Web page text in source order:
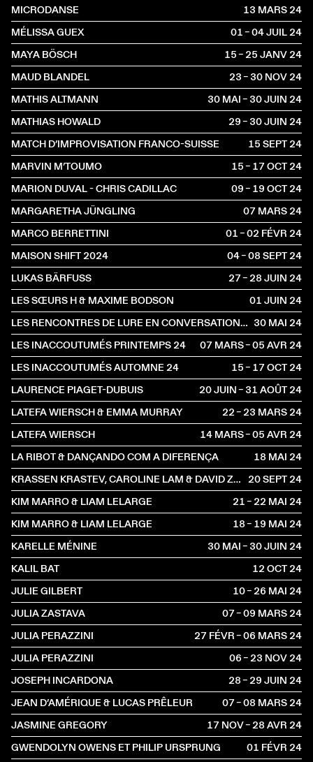
MICRODANSE
13 MARS2024
MÉLISSA GUEX
01 – 04 JUIL2024
MAYA BÖSCH
15 – 25 JANV2024
MAUD BLANDEL
23 – 30 NOV2024
MATHIS ALTMANN
30 MAI – 30 JUIN2024
MATHIAS HOWALD
29 – 30 JUIN2024
MATCH D’IMPROVISATION FRANCO-SUISSE
15 SEPT2024
MARVIN M’TOUMO
15 – 17 OCT2024
MARION DUVAL - CHRIS CADILLAC
09 – 19 OCT2024
MARGARETHA JÜNGLING
07 MARS2024
MARCO BERRETTINI
01 – 02 FÉVR2024
MAISON SHIFT 2024
04 – 08 SEPT2024
LUKAS BÄRFUSS
27 – 28 JUIN2024
LES SŒURS H & MAXIME BODSON
01 JUIN2024
LES RENCONTRES DE LURE EN CONVERSATION AVEC ROSMARIE TISSI 30 MAI2024
LES INACCOUTUMÉS PRINTEMPS 24
07 MARS – 05 AVR2024
LES INACCOUTUMÉS AUTOMNE 24
15 – 17 OCT2024
LAURENCE PIAGET-DUBUIS
20 JUIN – 31 AOÛT2024
LATEFA WIERSCH & EMMA MURRAY
22 – 23 MARS2024
LATEFA WIERSCH
14 MARS – 05 AVR2024
LA RIBOT & DANÇANDO COM A DIFERENÇA
18 MAI2024
KRASSEN KRASTEV, CAROLINE LAM & DAVID ZAGARI 20 SEPT2024
KIM MARRO & LIAM LELARGE
21 – 22 MAI2024
KIM MARRO & LIAM LELARGE
18 – 19 MAI2024
KARELLE MÉNINE
30 MAI – 30 JUIN2024
KALIL BAT
12 OCT2024
JULIE GILBERT
10 – 26 MAI2024
JULIA ZASTAVA
07 – 09 MARS2024
JULIA PERAZZINI
27 FÉVR – 06 MARS2024
JULIA PERAZZINI
06 – 23 NOV2024
JOSEPH INCARDONA
28 – 29 JUIN2024
JEAN D’AMÉRIQUE & LUCAS PRÊLEUR
07 – 08 MARS2024
JASMINE GREGORY
17 NOV – 28 AVR2024
GWENDOLYN OWENS ET PHILIP URSPRUNG
01 FÉVR2024